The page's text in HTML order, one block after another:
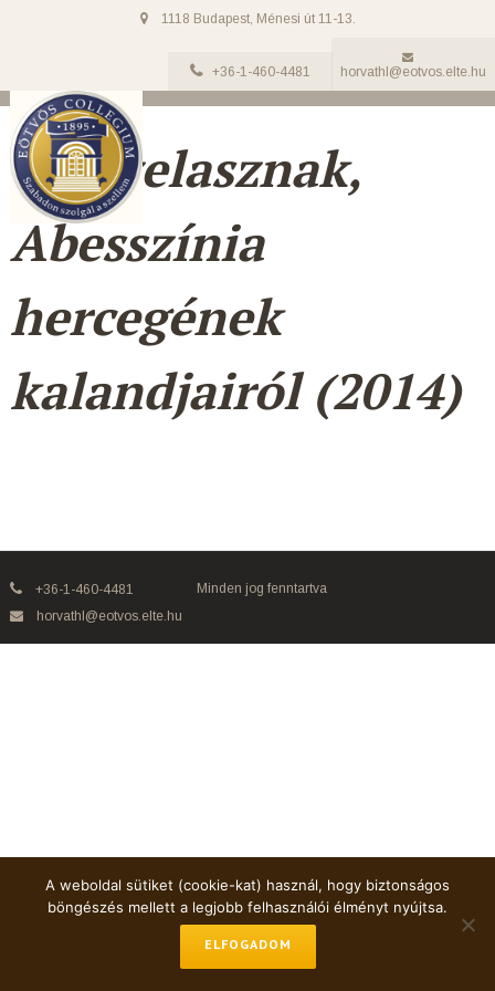
1118 Budapest, Ménesi út 11-13.
+36-1-460-4481 horvathl@eotvos.elte.hu
Rasszelasznak,
Abesszínia
hercegének
kalandjairól (2014)
+36-1-460-4481
horvathl@eotvos.elte.hu
Minden jog fenntartva
A weboldal sütiket (cookie-kat) használ, hogy biztonságos
böngészés mellett a legjobb felhasználói élményt nyújtsa.
ELFOGADOM